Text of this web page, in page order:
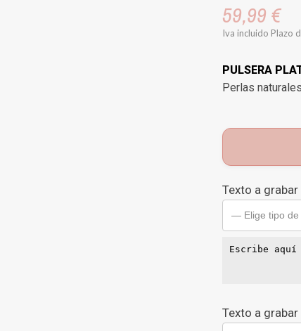
59,99 €
Iva incluido Plazo
PULSERA
Perlas
Texto a
— Elige tipo
Texto a